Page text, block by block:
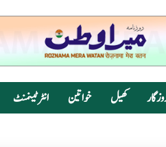
کھیل خواتین انٹرٹینمنٹ